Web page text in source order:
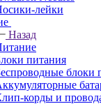
лейки
Назад
питания
блоки
корды и